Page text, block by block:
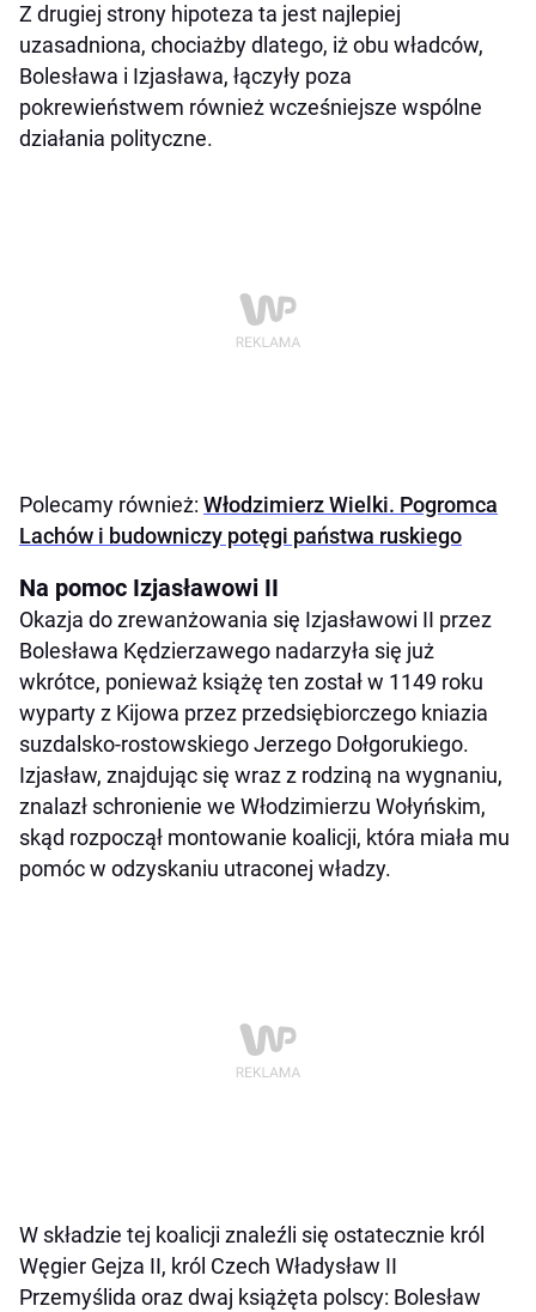
Z drugiej strony hipoteza ta jest najlepiej
uzasadniona, chociażby dlatego, iż obu władców,
Bolesława i Izjasława, łączyły poza
pokrewieństwem również wcześniejsze wspólne
działania polityczne.
Polecamy również: Włodzimierz Wielki. Pogromca
Lachów i budowniczy potęgi państwa ruskiego
Na pomoc Izjasławowi II
Okazja do zrewanżowania się Izjasławowi II przez
Bolesława Kędzierzawego nadarzyła się już
wkrótce, ponieważ książę ten został w 1149 roku
wyparty z Kijowa przez przedsiębiorczego kniazia
suzdalsko-rostowskiego Jerzego Dołgorukiego.
Izjasław, znajdując się wraz z rodziną na wygnaniu,
znalazł schronienie we Włodzimierzu Wołyńskim,
skąd rozpoczął montowanie koalicji, która miała mu
pomóc w odzyskaniu utraconej władzy.
W składzie tej koalicji znaleźli się ostatecznie król
Węgier Gejza II, król Czech Władysław II
Przemyślida oraz dwaj książęta polscy: Bolesław